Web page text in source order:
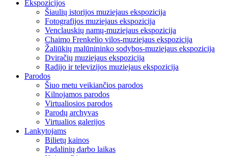
Ekspozicijos
Šiaulių istorijos muziejaus ekspozicija
Fotografijos muziejaus ekspozicija
Venclauskių namų-muziejaus ekspozicija
Chaimo Frenkelio vilos-muziejaus ekspozicija
Žaliūkių malūnininko sodybos-muziejaus ekspozicija
Dviračių muziejaus ekspozicija
Radijo ir televizijos muziejaus ekspozicija
Parodos
Šiuo metu veikiančios parodos
Kilnojamos parodos
Virtualiosios parodos
Parodų archyvas
Virtualios galerijos
Lankytojams
Bilietų kainos
Padalinių darbo laikas